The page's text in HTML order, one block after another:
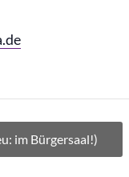
im Bürgersaal!)